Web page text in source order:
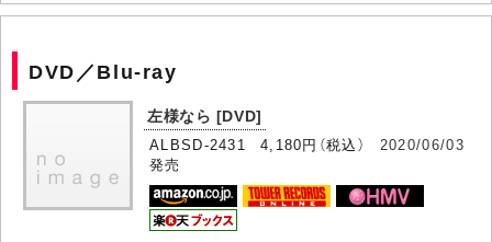
DVD／Blu-ray
左様なら [DVD]
ALBSD-2431 4,180円（税込） 2020/06/03
発売